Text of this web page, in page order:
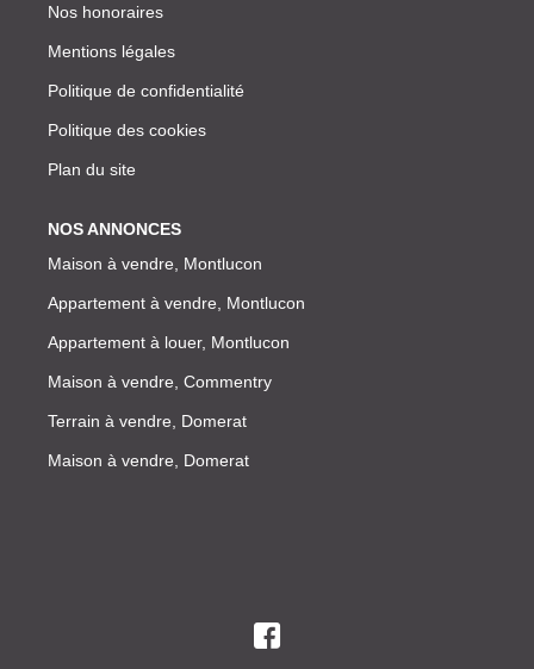
Nos honoraires
Mentions légales
Politique de confidentialité
Politique des cookies
Plan du site
NOS ANNONCES
Maison à vendre, Montlucon
Appartement à vendre, Montlucon
Appartement à louer, Montlucon
Maison à vendre, Commentry
Terrain à vendre, Domerat
Maison à vendre, Domerat